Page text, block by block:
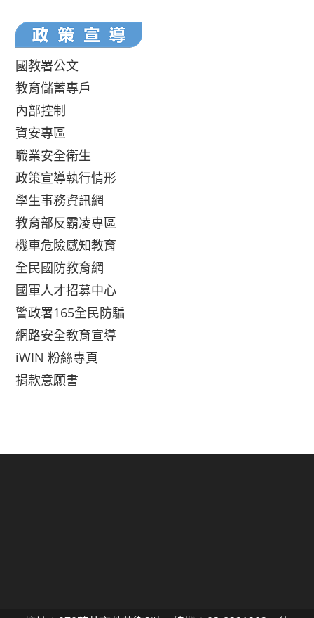
國教署公文
教育儲蓄專戶
內部控制
資安專區
職業安全衛生
政策宣導執行情形
學生事務資訊網
教育部反霸凌專區
機車危險感知教育
全民國防教育網
國軍人才招募中心
警政署165全民防騙
網路安全教育宣導
iWIN 粉絲專頁
捐款意願書